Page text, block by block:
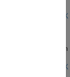
ライブ スクリプトを開く
in Simulink
to receive mission
ライブ スクリプトを開く
for